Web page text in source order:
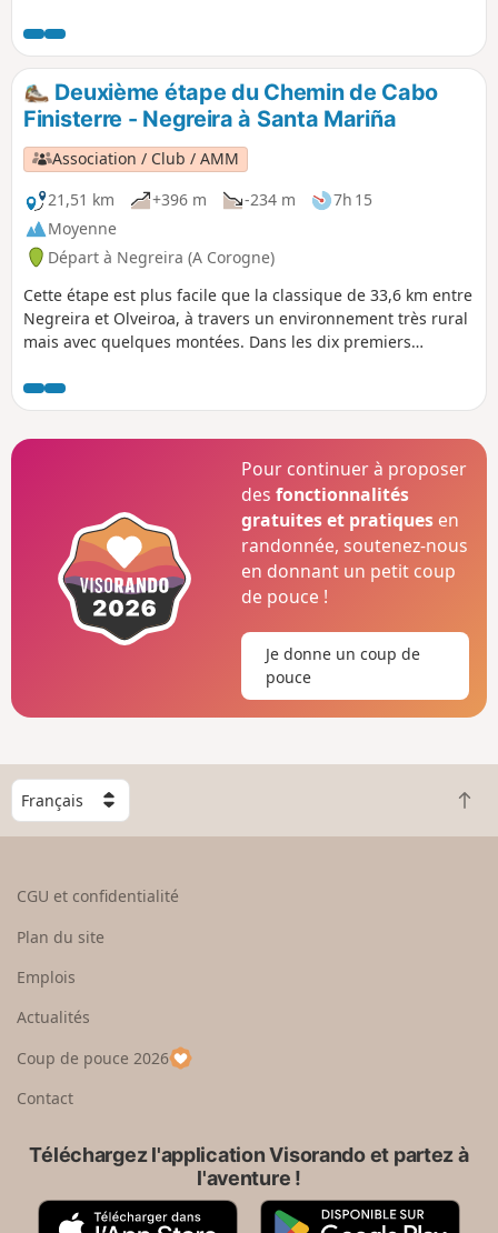
termine dans un de ces petits villages
qui parsèment la géographie
galicienne : Ponte Olveira, un endroit
parfait pour se reposer et reprendre des
forces.
Deuxième étape du Chemin de Cabo
Finisterre - Negreira à Santa Mariña
Association / Club / AMM
21,51 km
+396 m -234 m
7h 15
Moyenne
Départ à Negreira (A Corogne)
Cette étape est plus facile que la classique de 33,6 km entre
Negreira et Olveiroa, à travers un environnement très rural
mais avec quelques montées. Dans les dix premiers
châtaigniers et de chênes, puis on passe par une zone plus
dégagée. À la fin, il y a un petit village sympa qui vaut le
détour.
Pour continuer à proposer
desfonctionnalités
gratuites et pratiques en
randonnée, soutenez-nous
en donnant un petit coup
de pouce !
Je donne un coup de
pouce
C
h
o
e
u
p
a
R
e
CGU et confidentialité
Plan du site
Emplois
Actualités
Coup de pouce 2026
Contact
Téléchargez l'application Visorando et partez à
l'aventure !
A
G